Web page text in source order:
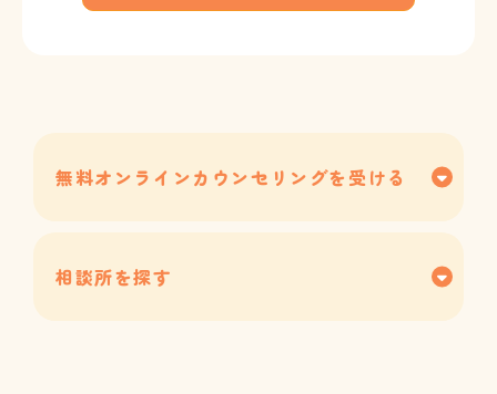
無料オンラインカウンセリングを受ける
相談所を探す